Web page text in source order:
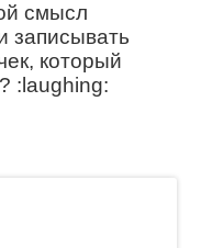
смысл
записывать
который
:laughing: